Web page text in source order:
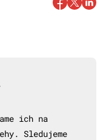
ich na
Sledujeme